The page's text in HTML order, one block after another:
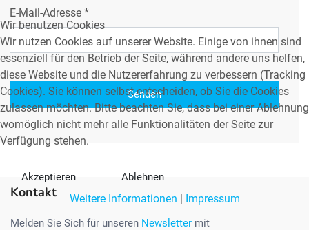
E-Mail-Adresse *
Senden
Kontakt
Melden Sie Sich für unseren Newsletter mit
Wir benutzen Cookies
Wir nutzen Cookies auf unserer Website. Einige von ihnen sind
essenziell für den Betrieb der Seite, während andere uns helfen,
diese Website und die Nutzererfahrung zu verbessern (Tracking
Cookies). Sie können selbst entscheiden, ob Sie die Cookies
zulassen möchten. Bitte beachten Sie, dass bei einer Ablehnung
womöglich nicht mehr alle Funktionalitäten der Seite zur
Verfügung stehen.
Akzeptieren Ablehnen
Weitere Informationen | Impressum